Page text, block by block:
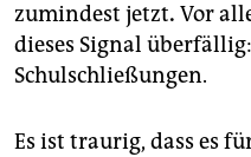
zumindest jetzt. Vor
dieses ­Signal
Schulschließungen.
Es ist traurig, dass es